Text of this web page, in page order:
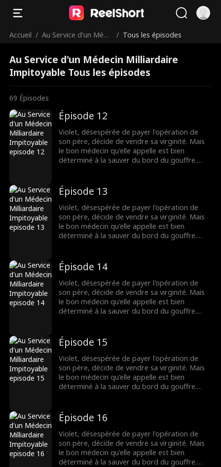
Accueil / Au Service d'un Méde
oyable
/ Tous les épisodes
Au Service d'un Médecin Milliardaire
Impitoyable Tous les épisodes
69 Épisodes
Épisode 12
Violet, désespérée de payer l'opération de
son père, décide de vendre sa virginité. Mais
le bon médecin qu'elle appelle est bien
déterminé à la sauver du bord du gouffre.
même s'il pensait au départ qu'elle n'était
qu'une chercheuse d'or. Lorsque leurs plus
sombres secrets éclatent au grand jour, leur
lien fragile pourra-t-il survivre ?
Épisode 13
Violet, désespérée de payer l'opération de
son père, décide de vendre sa virginité. Mais
le bon médecin qu'elle appelle est bien
déterminé à la sauver du bord du gouffre.
même s'il pensait au départ qu'elle n'était
qu'une chercheuse d'or. Lorsque leurs plus
sombres secrets éclatent au grand jour, leur
lien fragile pourra-t-il survivre ?
Épisode 14
Violet, désespérée de payer l'opération de
son père, décide de vendre sa virginité. Mais
le bon médecin qu'elle appelle est bien
déterminé à la sauver du bord du gouffre.
même s'il pensait au départ qu'elle n'était
qu'une chercheuse d'or. Lorsque leurs plus
sombres secrets éclatent au grand jour, leur
lien fragile pourra-t-il survivre ?
Épisode 15
Violet, désespérée de payer l'opération de
son père, décide de vendre sa virginité. Mais
le bon médecin qu'elle appelle est bien
déterminé à la sauver du bord du gouffre.
même s'il pensait au départ qu'elle n'était
qu'une chercheuse d'or. Lorsque leurs plus
sombres secrets éclatent au grand jour, leur
lien fragile pourra-t-il survivre ?
Épisode 16
Violet, désespérée de payer l'opération de
son père, décide de vendre sa virginité. Mais
le bon médecin qu'elle appelle est bien
déterminé à la sauver du bord du gouffre.